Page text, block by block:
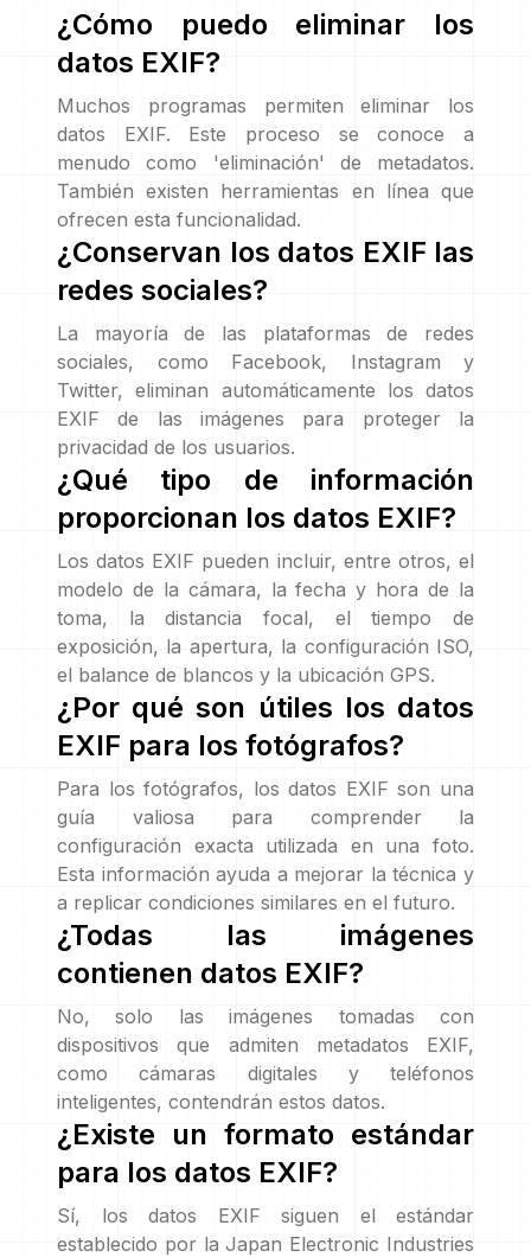
¿Cómo puedo eliminar los
datos EXIF?
Muchos programas permiten eliminar los
datos EXIF. Este proceso se conoce a
menudo como 'eliminación' de metadatos.
También existen herramientas en línea que
ofrecen esta funcionalidad.
¿Conservan los datos EXIF las
redes sociales?
La mayoría de las plataformas de redes
sociales, como Facebook, Instagram y
Twitter, eliminan automáticamente los datos
EXIF de las imágenes para proteger la
privacidad de los usuarios.
¿Qué tipo de información
proporcionan los datos EXIF?
Los datos EXIF pueden incluir, entre otros, el
modelo de la cámara, la fecha y hora de la
toma, la distancia focal, el tiempo de
exposición, la apertura, la configuración ISO,
el balance de blancos y la ubicación GPS.
¿Por qué son útiles los datos
EXIF para los fotógrafos?
Para los fotógrafos, los datos EXIF son una
guía valiosa para comprender la
configuración exacta utilizada en una foto.
Esta información ayuda a mejorar la técnica y
a replicar condiciones similares en el futuro.
¿Todas las imágenes
contienen datos EXIF?
No, solo las imágenes tomadas con
dispositivos que admiten metadatos EXIF,
como cámaras digitales y teléfonos
inteligentes, contendrán estos datos.
¿Existe un formato estándar
para los datos EXIF?
Sí, los datos EXIF siguen el estándar
establecido por la Japan Electronic Industries